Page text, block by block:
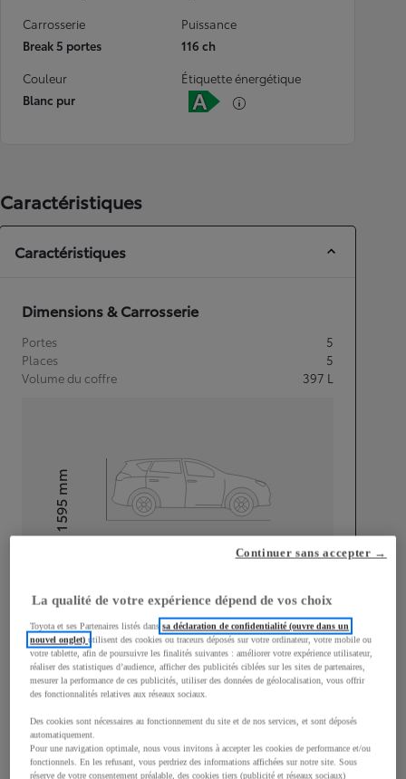
Carrosserie
Break 5 portes
Puissance
116 ch
Couleur
Blanc pur
Étiquette énergétique
Caractéristiques
Caractéristiques
Dimensions & Carrosserie
Portes
5
Places
5
Volume du coffre
397 L
Hauteur1 595
mm
Largeur
1 765mm
La qualité de votre expérience dépend de vos choix
Toyota et ses Partenaires listés danssa déclaration de confidentialité (ouvre dans un
nouvel onglet)utilisent des cookies ou traceurs déposés sur votre ordinateur, votre mobile ou
votre tablette, afin de poursuivre les finalités suivantes : améliorer votre expérience utilisateur,
réaliser des statistiques d’audience, afficher des publicités ciblées sur les sites de partenaires,
mesurer la performance de ces publicités, utiliser des données de géolocalisation, vous offrir
des fonctionnalités relatives aux réseaux sociaux.
Des cookies sont nécessaires au fonctionnement du site et de nos services, et sont déposés
automatiquement.
Pour une navigation optimale, nous vous invitons à accepter les cookies de performance et/ou
fonctionnels. En les refusant, vous perdriez des informations affichées sur notre site. Sous
réserve de votre consentement préalable, des cookies tiers (publicité et réseaux sociaux)
Continuer sans accepter →